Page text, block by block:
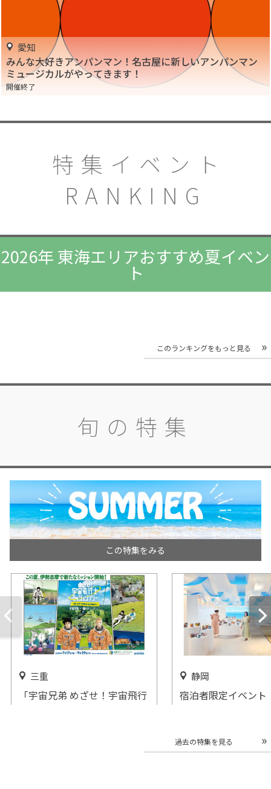
愛知
みんな大好きアンパンマン！名古屋に新しいアンパンマン
ミュージカルがやってきます！
開催終了
特集イベント
RANKING
2026年 東海エリアおすすめ夏イベン
ト
このランキングをもっと見る
旬の特集
この特集をみる
三重
「宇宙兄弟 めざせ！宇宙飛行
静岡
宿泊者限定イベント
開催中
過去の特集を見る